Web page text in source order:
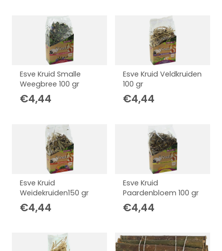
Esve Kruid Smalle
Weegbree 100 gr
€4,44
Esve Kruid Veldkruiden
100 gr
€4,44
Esve Kruid
Weidekruiden150 gr
€4,44
Esve Kruid
Paardenbloem 100 gr
€4,44